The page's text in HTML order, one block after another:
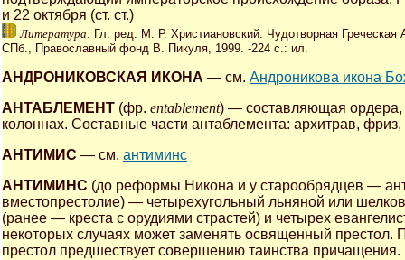
и 22 октября (ст. ст.)
Литература: Гл. ред. М. Р. Христиановский. Чудотворная
СПб., Православный фонд В. Пикуля, 1999. -224 с.: ил.
АНДРОНИКОВСКАЯ ИКОНА — см. Андроникова икона
АНТАБЛЕМЕНТ (фр. entablement) — составляющая ордера,
колоннах. Составные части антаблемента: архитрав, фриз,
АНТИМИС — см. антиминс
АНТИМИНС (до реформы Никона и у старообрядцев —
вместопрестолие) — четырехугольный льняной или
(ранее — креста с орудиями страстей) и четырех
некоторых случаях может заменять освященный престол.
престол предшествует совершению таинства причащения.